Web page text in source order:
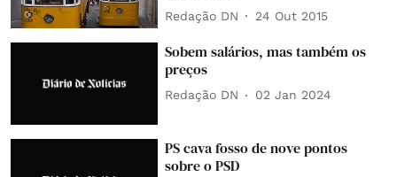
Redação DN 24 Out 2015
Sobem salários, mas também os
preços
Redação DN 02 Jan 2024
PS cava fosso de nove pontos
sobre o PSD